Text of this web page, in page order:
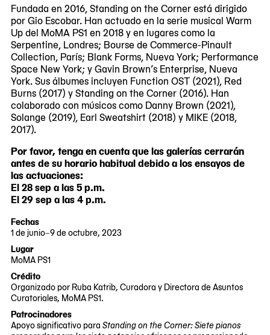
Fundada en 2016, Standing on the Corner está dirigido
por Gio Escobar. Han actuado en la serie musical Warm
Up del MoMA PS1 en 2018 y en lugares como la
Serpentine, Londres; Bourse de Commerce-Pinault
Collection, París; Blank Forms, Nueva York; Performance
Space New York; y Gavin Brown’s Enterprise, Nueva
York. Sus álbumes incluyen Function OST (2021), Red
Burns (2017) y Standing on the Corner (2016). Han
colaborado con músicos como Danny Brown (2021),
Solange (2019), Earl Sweatshirt (2018) y MIKE (2018,
2017).
Por favor, tenga en cuenta que las galerías cerrarán
antes de su horario habitual debido a los ensayos de
las actuaciones:
El 28 sep a las 5 p.m.
El 29 sep a las 4 p.m.
Fechas
1 de junio–9 de octubre, 2023
2023-
06-
01
2023-
10-
09
Lugar
MoMA PS1
22-
25
Jackson
Queens,
NY
Crédito
Organizado por Ruba Katrib, Curadora y Directora de Asuntos
Curatoriales, MoMA PS1.
Patrocinadores
Apoyo significativo para Standing on the Corner: Siete pianos